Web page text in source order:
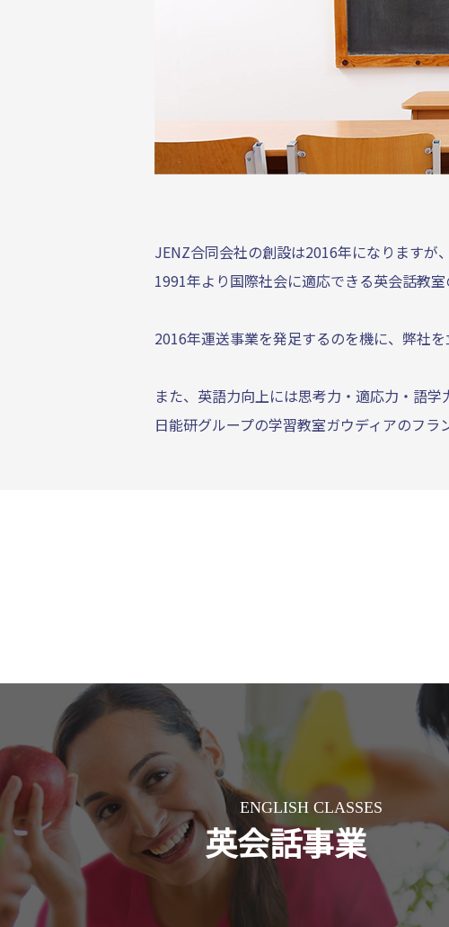
JENZ合同会社の創設は2016年になりますが、
1991年より国際社会に適応できる英会話教
2016年運送事業を発足するのを機に、弊社を
また、英語力向上には思考力・適応力・語学
日能研グループの学習教室ガウディアのフラ